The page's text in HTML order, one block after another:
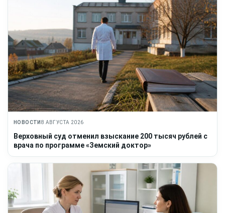
НОВОСТИ 8 АВГУСТА 2026
Верховный суд отменил взыскание 200 тысяч рублей с
врача по программе «Земский доктор»